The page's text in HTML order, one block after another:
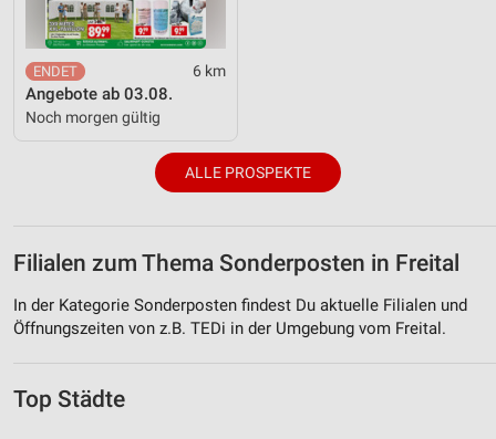
6 km
Angebote ab 03.08.
Noch morgen gültig
ALLE PROSPEKTE
Filialen zum Thema Sonderposten in Freital
In der Kategorie Sonderposten findest Du aktuelle Filialen und
Öffnungszeiten von z.B. TEDi in der Umgebung vom Freital.
Top Städte